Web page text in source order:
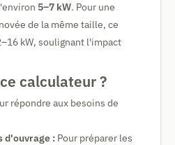
5–7 kW. Pour une
de la même taille, ce
kW, soulignant l'impact
calculateur ?
répondre aux besoins de
d'ouvrage : Pour préparer les